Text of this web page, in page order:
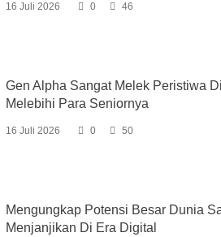
16 Juli 2026 0 46
Gen Alpha Sangat Melek Peristiwa
Melebihi Para Seniornya
16 Juli 2026 0 50
Mengungkap Potensi Besar Dunia
Menjanjikan Di Era Digital